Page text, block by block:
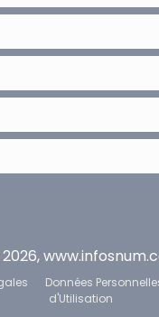
Données
d'Utilisation